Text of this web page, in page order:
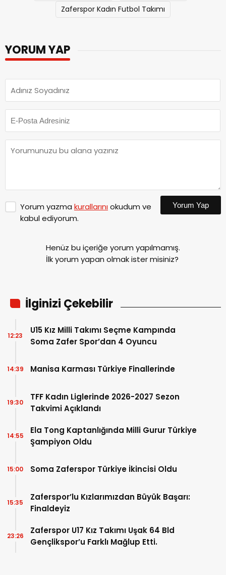
Zaferspor Kadın Futbol Takımı
YORUM YAP
Yorum yazma kurallarınıokudum ve
kabul ediyorum.
Yorum Yap
Henüz bu içeriğe yorum yapılmamış.
İlk yorum yapan olmak ister misiniz?
İlginizi Çekebilir
U15 Kız Milli Takımı Seçme Kampında
Soma Zafer Spor’dan 4 Oyuncu
12:23
Manisa Karması Türkiye Finallerinde
14:39
TFF Kadın Liglerinde 2026-2027 Sezon
Takvimi Açıklandı
19:30
Ela Tong Kaptanlığında Milli Gurur Türkiye
Şampiyon Oldu
14:55
Soma Zaferspor Türkiye İkincisi Oldu
15:00
Zaferspor’lu Kızlarımızdan Büyük Başarı:
Finaldeyiz
15:35
Zaferspor U17 Kız Takımı Uşak 64 Bld
Gençlikspor’u Farklı Mağlup Etti.
23:26